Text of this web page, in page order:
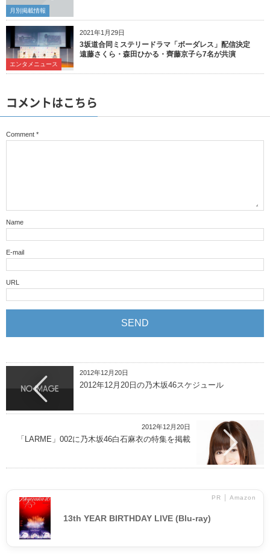
月別掲載情報
2021年1月29日
エンタメニュース
3坂道合同ミステリードラマ「ボーダレス」配信決定
遠藤さくら・森田ひかる・齊藤京子ら7名が共演
コメントはこちら
Comment *
Name
E-mail
URL
2012年12月20日
2012年12月20日の乃木坂46スケジュール
2012年12月20日
「LARME」002に乃木坂46白石麻衣の特集を掲載
PR │ Amazon
13th YEAR BIRTHDAY LIVE (Blu-ray)